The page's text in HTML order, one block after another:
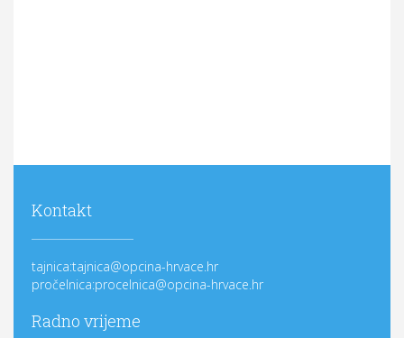
Kontakt
tajnica:tajnica@opcina-hrvace.hr
pročelnica:procelnica@opcina-hrvace.hr
Radno vrijeme